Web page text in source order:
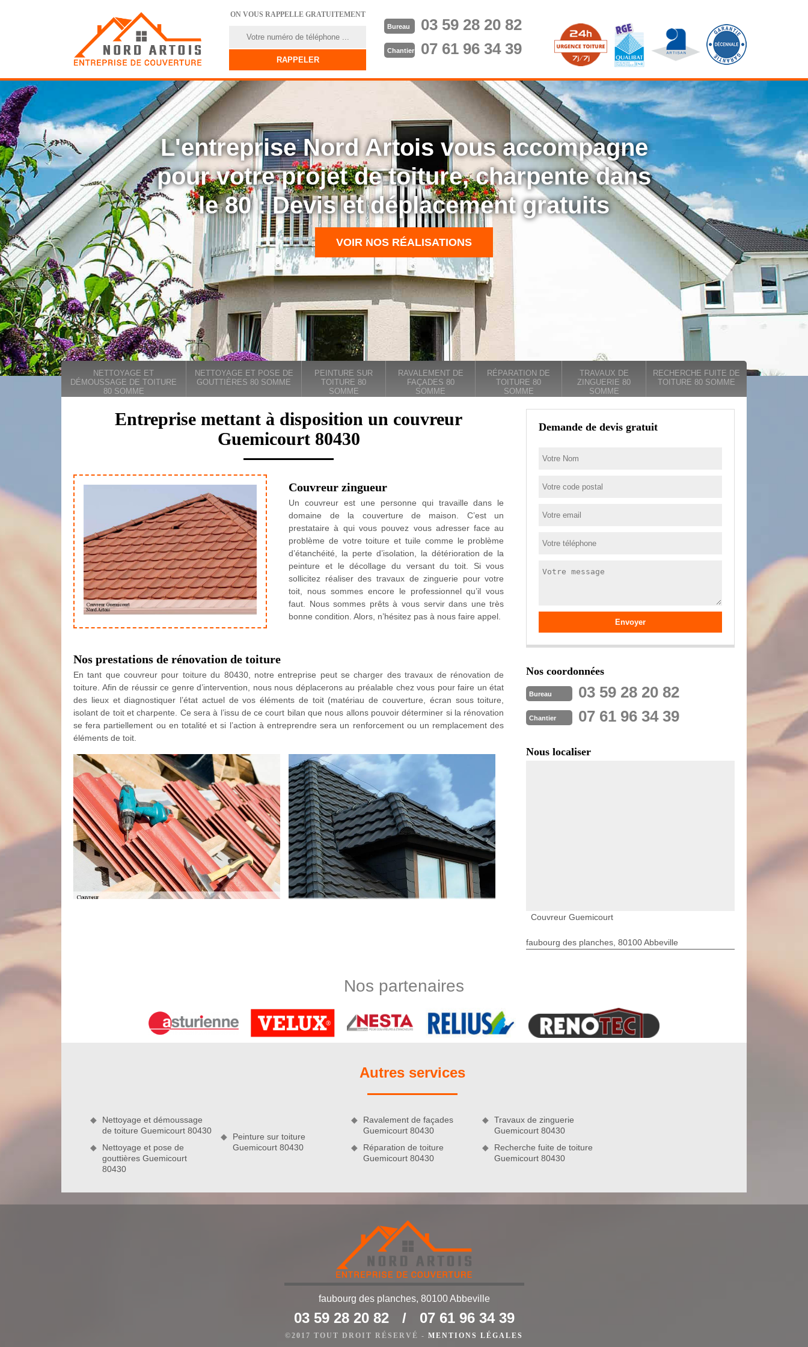
ON VOUS RAPPELLE GRATUITEMENT
Bureau 03 59 28 20 82
Chantier 07 61 96 34 39
L'entreprise Nord Artois vous accompagne
pour votre projet de toiture, charpente dans
le 80 : Devis et déplacement gratuits
VOIR NOS RÉALISATIONS
NETTOYAGE ET
DÉMOUSSAGE DE TOITURE
80 SOMME
NETTOYAGE ET POSE DE
GOUTTIÈRES 80 SOMME
PEINTURE SUR
TOITURE 80
SOMME
RAVALEMENT DE
FAÇADES 80
SOMME
RÉPARATION DE
TOITURE 80
SOMME
TRAVAUX DE
ZINGUERIE 80
SOMME
RECHERCHE FUITE DE
TOITURE 80 SOMME
Entreprise mettant à disposition un couvreur
Guemicourt 80430
Couvreur zingueur
Un couvreur est une personne qui travaille dans le
domaine de la couverture de maison. C’est un
prestataire à qui vous pouvez vous adresser face au
problème de votre toiture et tuile comme le problème
d’étanchéité, la perte d’isolation, la détérioration de la
peinture et le décollage du versant du toit. Si vous
sollicitez réaliser des travaux de zinguerie pour votre
toit, nous sommes encore le professionnel qu’il vous
faut. Nous sommes prêts à vous servir dans une très
bonne condition. Alors, n’hésitez pas à nous faire appel.
Nos prestations de rénovation de toiture
En tant que couvreur pour toiture du 80430, notre entreprise peut se charger des travaux de rénovation de
toiture. Afin de réussir ce genre d’intervention, nous nous déplacerons au préalable chez vous pour faire un état
des lieux et diagnostiquer l’état actuel de vos éléments de toit (matériau de couverture, écran sous toiture,
isolant de toit et charpente. Ce sera à l’issu de ce court bilan que nous allons pouvoir déterminer si la rénovation
se fera partiellement ou en totalité et si l’action à entreprendre sera un renforcement ou un remplacement des
éléments de toit.
de vos besoins. Installée dans la ville de Guemicourt 80430, Nord Artois est une entreprise de couverture sur qui
vous pouvez compter. Nous disposons du matériel nécessaire pour faire des travaux de qualité et sur mesure.
La pose de toiture : une de nos spécialités
La pose de toiture est une intervention délicate qui requiert un savoir-faire solide. En tant que couvreur,
notre établissement mettra en œuvre les compétences de toute une équipe de couvreurs spécialisés dans divers
Couvreur professionnelle intervient à Guemicourt 80430
réparation. Le fait d’accomplir conformément cette opération vous permet de garder la meilleure condition de
viabilité de votre habitat notamment envers les agressions de la météo sans négliger le côté sécuritaire. Si vous
Demande de devis gratuit
Nos coordonnées
Bureau 03 59 28 20 82
Chantier 07 61 96 34 39
Nous localiser
Couvreur Guemicourt
faubourg des planches, 80100 Abbeville
Nos partenaires
Autres services
Nettoyage et démoussage
de toiture Guemicourt 80430
Nettoyage et pose de
gouttières Guemicourt
Peinture sur toiture
Guemicourt 80430
Ravalement de façades
Guemicourt 80430
Réparation de toiture
Guemicourt 80430
Travaux de zinguerie
Guemicourt 80430
Recherche fuite de toiture
Guemicourt 80430
faubourg des planches, 80100 Abbeville
03 59 28 20 82 / 07 61 96 34 39
©2017 TOUT DROIT RÉSERVÉ - MENTIONS LÉGALES